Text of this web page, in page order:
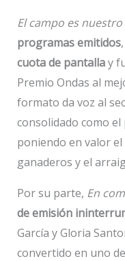
El campo es nuestro
programas emitidos
cuota de pantallay
Premio Ondas al
formato da voz al
consolidado como
poniendo en valor
ganaderos y el
Por su parte, En
de emisión
García y Gloria
convertido en uno